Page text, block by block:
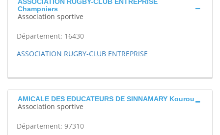
Champniers
Association sportive
Département: 16430
ASSOCIATION RUGBY-CLUB ENTREPRISE
AMICALE DES EDUCATEURS DE SINNAMARY Kourou
Association sportive
Département: 97310